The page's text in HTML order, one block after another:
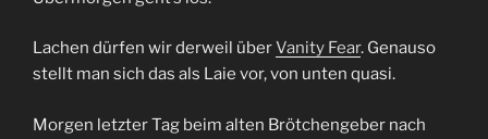
Lachen dürfen wir derweil überVanity Fear. Genauso
stellt man sich das als Laie vor, von unten quasi.
Morgen letzter Tag beim alten Brötchengeber nach